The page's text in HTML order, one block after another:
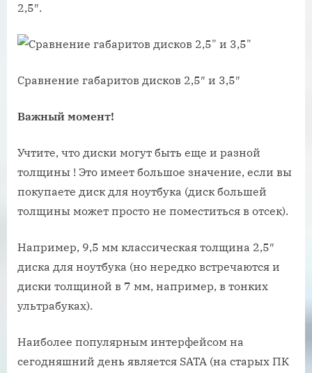
2,5″.
Сравнение габаритов дисков 2,5″ и 3,5″
Важный момент!
Учтите, что диски могут быть еще и разной
толщины ! Это имеет большое значение, если вы
покупаете диск для ноутбука (диск большей
толщины может просто не поместиться в отсек).
Например, 9,5 мм классическая толщина 2,5″
диска для ноутбука (но нередко встречаются и
диски толщиной в 7 мм, например, в тонких
ультрабуках).
Наиболее популярным интерфейсом на
сегодняшний день является SATA (на старых ПК